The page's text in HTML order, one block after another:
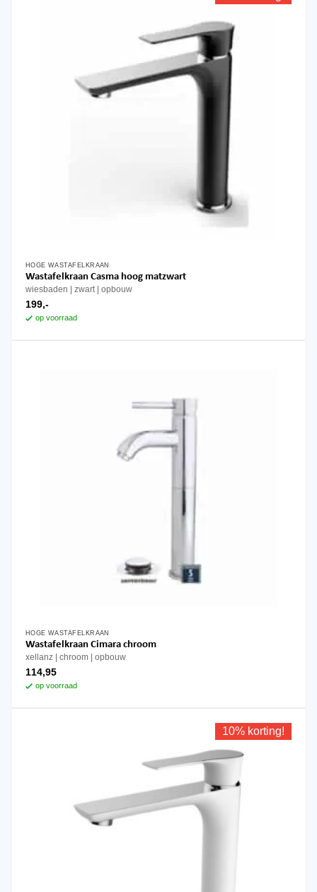
HOGE WASTAFELKRAAN
Wastafelkraan Casma hoog matzwart
wiesbaden zwart opbouw
199,-
op voorraad
HOGE WASTAFELKRAAN
Wastafelkraan Cimara chroom
xellanz chroom opbouw
114,95
op voorraad
10% korting!